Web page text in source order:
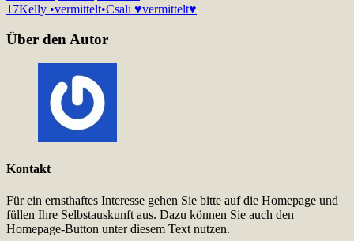
17Kelly •vermittelt•Csali ♥vermittelt♥
Über den Autor
Kontakt
Für ein ernsthaftes Interesse gehen Sie bitte auf die Homepage und
füllen Ihre Selbstauskunft aus. Dazu können Sie auch den
Homepage-Button unter diesem Text nutzen.